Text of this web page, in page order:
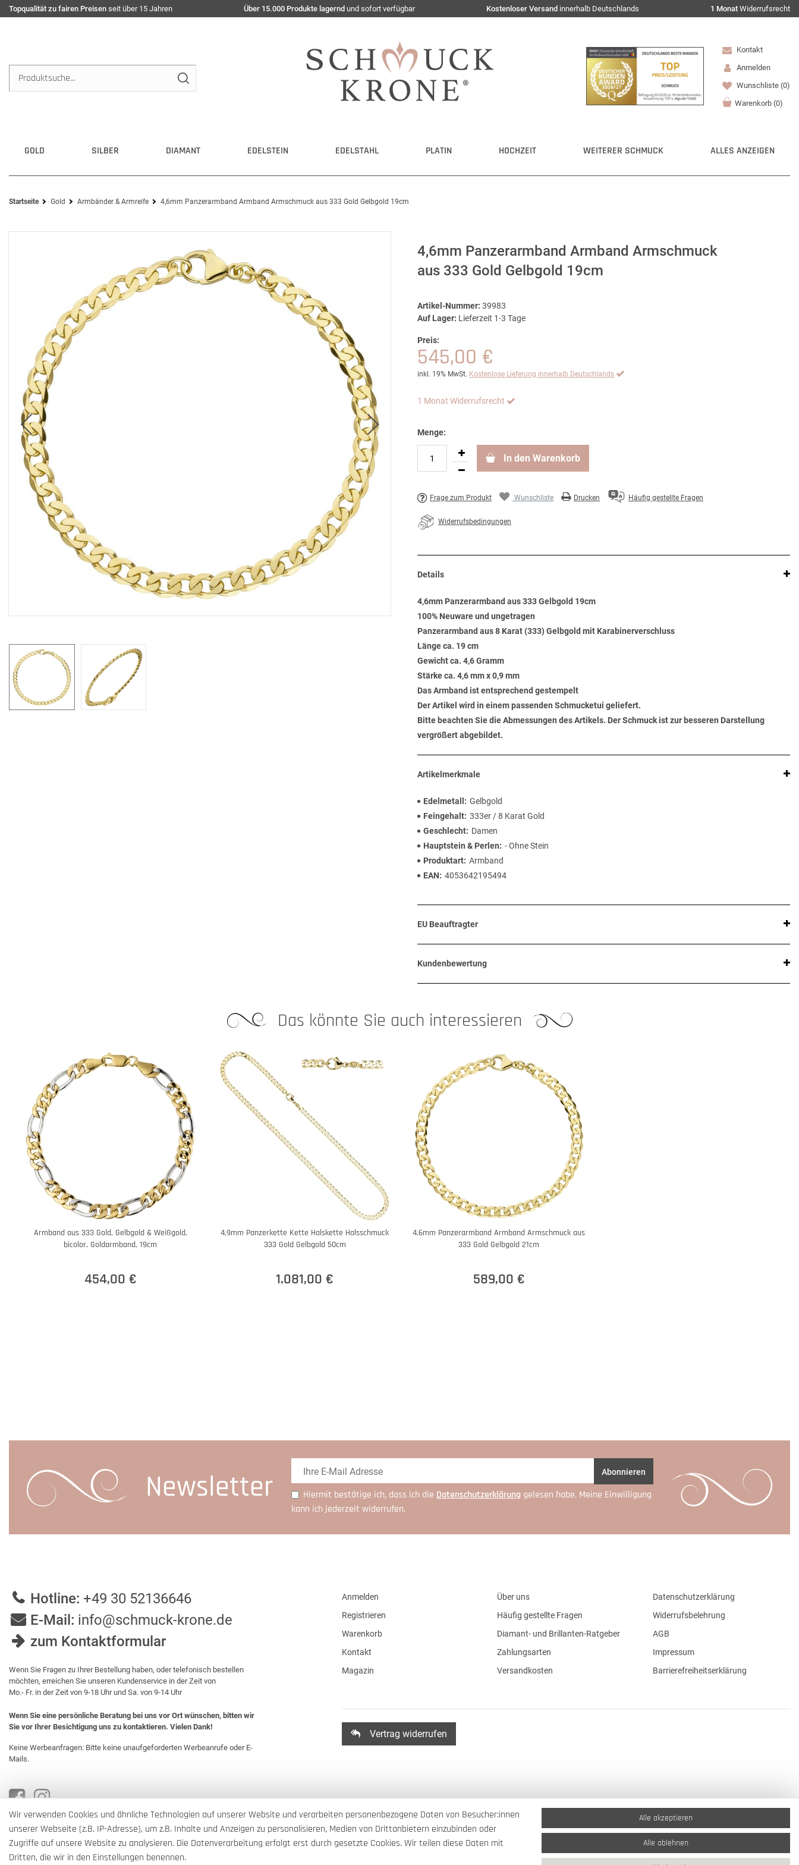
Topqualität zu fairen Preisen seit über 15 Jahren Über 15.000 Produkte lagernd und sofort verfügbar Kostenloser Versand innerhalb Deutschlands 1 Monat Widerrufsrecht
Kontakt
Anmelden
Wunschliste (0)
Warenkorb (0)
GOLD SILBER DIAMANT EDELSTEIN EDELSTAHL PLATIN HOCHZEIT WEITERER SCHMUCK ALLES ANZEIGEN
Startseite Gold Armbänder & Armreife 4,6mm Panzerarmband Armband Armschmuck aus 333 Gold Gelbgold 19cm
4,6mm Panzerarmband Armband Armschmuck
aus 333 Gold Gelbgold 19cm
Artikel-Nummer: 39983
Auf Lager: Lieferzeit 1-3 Tage
Preis:
545,00 €
inkl. 19% MwSt. Kostenlose Lieferung innerhalb Deutschlands
1 Monat Widerrufsrecht
Menge:
In den Warenkorb
Frage zum Produkt Wunschliste Drucken Häufig gestellte Fragen
Widerrufsbedingungen
Details
4,6mm Panzerarmband aus 333 Gelbgold 19cm
100% Neuware und ungetragen
Panzerarmband aus 8 Karat (333) Gelbgold mit Karabinerverschluss
Länge ca. 19 cm
Gewicht ca. 4,6 Gramm
Stärke ca. 4,6 mm x 0,9 mm
Das Armband ist entsprechend gestempelt
Der Artikel wird in einem passenden Schmucketui geliefert.
Bitte beachten Sie die Abmessungen des Artikels. Der Schmuck ist zur besseren Darstellung
vergrößert abgebildet.
Artikelmerkmale
Edelmetall
Gelbgold
Feingehalt 333er / 8 Karat Gold
Geschlecht
Damen
Hauptstein & Perlen
- Ohne Stein
Produktart Armband
EAN
4053642195494
EU Beauftragter
Kundenbewertung
Das könnte Sie auch interessieren
Armband aus 333 Gold, Gelbgold & Weißgold,
bicolor, Goldarmband, 19cm
454,00 €
4,9mm Panzerkette Kette Halskette Halsschmuck
333 Gold Gelbgold 50cm
1.081,00 €
4,6mm Panzerarmband Armband Armschmuck aus
333 Gold Gelbgold 21cm
589,00 €
Newsletter Abonnieren
Hiermit bestätige ich, dass ich die Daten­schutz­erklärung gelesen habe. Meine Einwilligung
kann ich jederzeit widerrufen.
Hotline: +49 30 52136646
E-Mail: info@schmuck-krone.de
zum Kontaktformular
Wenn Sie Fragen zu Ihrer Bestellung haben, oder telefonisch bestellen
möchten, erreichen Sie unseren Kundenservice in der Zeit von
Mo.- Fr. in der Zeit von 9-18 Uhr und Sa. von 9-14 Uhr
Wenn Sie eine persönliche Beratung bei uns vor Ort wünschen, bitten wir
Sie vor Ihrer Besichtigung uns zu kontaktieren. Vielen Dank!
Keine Werbeanfragen: Bitte keine unaufgeforderten Werbeanrufe oder E-
Mails.
Anmelden
Registrieren
Warenkorb
Kontakt
Magazin
Über uns
Häufig gestellte Fragen
Diamant- und Brillanten-Ratgeber
Zahlungsarten
Versandkosten
Datenschutzerklärung
Widerrufsbelehrung
AGB
Impressum
Barrierefreiheitserklärung
Vertrag widerrufen
Wir verwenden Cookies und ähnliche Technologien auf unserer Website und verarbeiten personenbezogene Daten von Besucher:innen
unserer Webseite (z.B. IP-Adresse), um z.B. Inhalte und Anzeigen zu personalisieren, Medien von Drittanbietern einzubinden oder
Zugriffe auf unsere Website zu analysieren. Die Datenverarbeitung erfolgt erst durch gesetzte Cookies. Wir teilen diese Daten mit
Dritten, die wir in den Einstellungen benennen.
Alle akzeptieren
Alle ablehnen